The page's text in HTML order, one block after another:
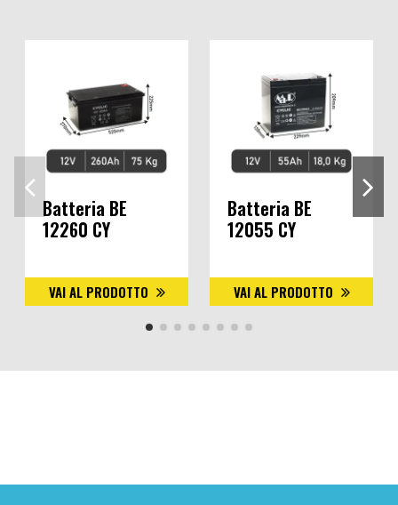
Batteria BE
12260 CY
VAI AL PRODOTTO
Batteria BE
12055 CY
VAI AL PRODOTTO